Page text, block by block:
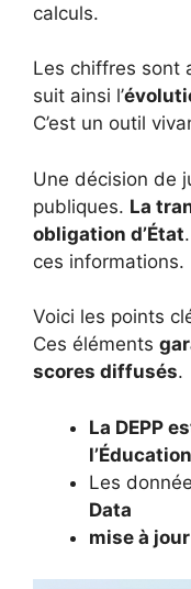
calculs.
Les chiffres sont
suit ainsi l’
C’est un outil
Une décision de
publiques. La
obligation d’État
ces informations.
Voici les points
Ces éléments
scores diffusés.
La DEPP
Les
Data
mise à